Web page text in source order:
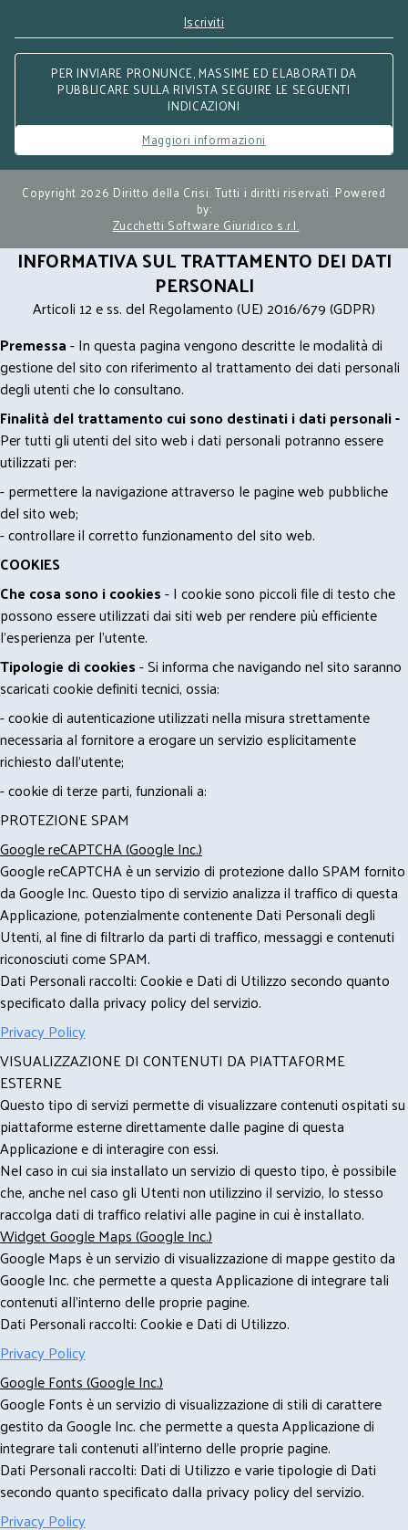
Iscriviti
PER INVIARE PRONUNCE, MASSIME ED ELABORATI DA
PUBBLICARE SULLA RIVISTA SEGUIRE LE SEGUENTI
INDICAZIONI
Maggiori informazioni
Copyright 2026 Diritto della Crisi. Tutti i diritti riservati. Powered
by:
Zucchetti Software Giuridico s.r.l.
INFORMATIVA SUL TRATTAMENTO DEI DATI
PERSONALI
Articoli 12 e ss. del Regolamento (UE) 2016/679 (GDPR)
Premessa- In questa pagina vengono descritte le modalità di
gestione del sito con riferimento al trattamento dei dati personali
degli utenti che lo consultano.
Finalità del trattamento cui sono destinati i dati personali -
Per tutti gli utenti del sito web i dati personali potranno essere
utilizzati per:
- permettere la navigazione attraverso le pagine web pubbliche
del sito web;
- controllare il corretto funzionamento del sito web.
COOKIES
Che cosa sono i cookies- I cookie sono piccoli file di testo che
possono essere utilizzati dai siti web per rendere più efficiente
l'esperienza per l'utente.
Tipologie di cookies- Si informa che navigando nel sito saranno
scaricati cookie definiti tecnici, ossia:
- cookie di autenticazione utilizzati nella misura strettamente
necessaria al fornitore a erogare un servizio esplicitamente
richiesto dall'utente;
- cookie di terze parti, funzionali a:
PROTEZIONE SPAM
Google reCAPTCHA (Google Inc.)
Google reCAPTCHA è un servizio di protezione dallo SPAM fornito
da Google Inc. Questo tipo di servizio analizza il traffico di questa
Applicazione, potenzialmente contenente Dati Personali degli
Utenti, al fine di filtrarlo da parti di traffico, messaggi e contenuti
riconosciuti come SPAM.
Dati Personali raccolti: Cookie e Dati di Utilizzo secondo quanto
specificato dalla privacy policy del servizio.
Privacy Policy
VISUALIZZAZIONE DI CONTENUTI DA PIATTAFORME
ESTERNE
Questo tipo di servizi permette di visualizzare contenuti ospitati su
piattaforme esterne direttamente dalle pagine di questa
Applicazione e di interagire con essi.
Nel caso in cui sia installato un servizio di questo tipo, è possibile
che, anche nel caso gli Utenti non utilizzino il servizio, lo stesso
raccolga dati di traffico relativi alle pagine in cui è installato.
Widget Google Maps (Google Inc.)
Google Maps è un servizio di visualizzazione di mappe gestito da
Google Inc. che permette a questa Applicazione di integrare tali
contenuti all'interno delle proprie pagine.
Dati Personali raccolti: Cookie e Dati di Utilizzo.
Privacy Policy
Google Fonts (Google Inc.)
Google Fonts è un servizio di visualizzazione di stili di carattere
gestito da Google Inc. che permette a questa Applicazione di
integrare tali contenuti all'interno delle proprie pagine.
Dati Personali raccolti: Dati di Utilizzo e varie tipologie di Dati
secondo quanto specificato dalla privacy policy del servizio.
Privacy Policy